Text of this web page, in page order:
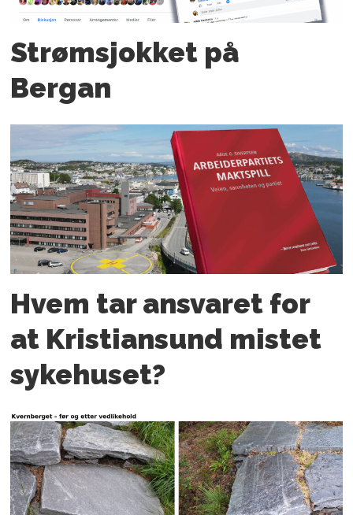
Strømsjokket på
Bergan
Hvem tar ansvaret for
at Kristiansund mistet
sykehuset?